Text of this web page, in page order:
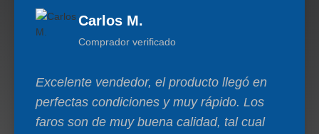
Carlos M.
Comprador verificado
Excelente vendedor, el producto llegó en
perfectas condiciones y muy rápido. Los
faros son de muy buena calidad, tal cual